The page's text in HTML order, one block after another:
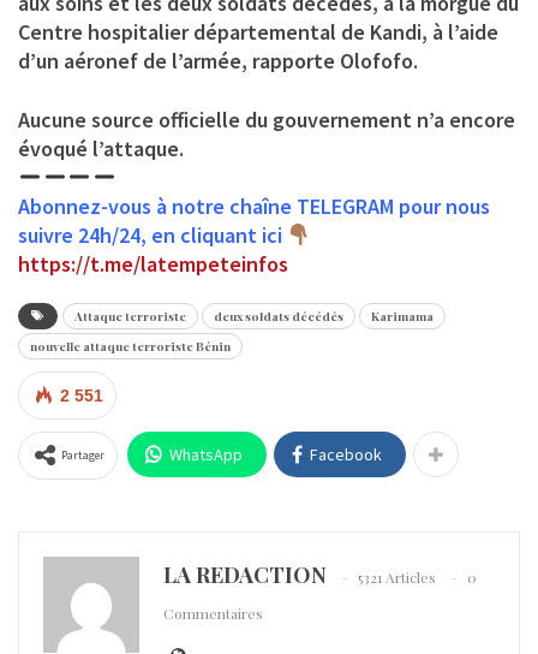
Centre hospitalier départemental de Kandi, à l’aide
d’un aéronef de l’armée, rapporte Olofofo.
Aucune source officielle du gouvernement n’a encore
évoqué l’attaque.
Abonnez-vous à notre chaîne TELEGRAM pour nous
suivre 24h/24, en cliquant ici
https://t.me/latempeteinfos
Attaque terroriste deux soldats décédés
Karimama
nouvelle attaque terroriste Bénin
2 551
Partager WhatsApp Facebook
LA REDACTION 5321 Articles
0
Commentaires